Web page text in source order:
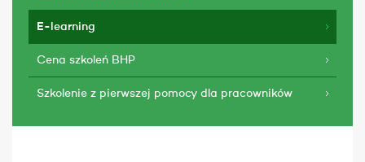
E-learning
Cena szkoleń BHP
Szkolenie z pierwszej pomocy dla pracowników